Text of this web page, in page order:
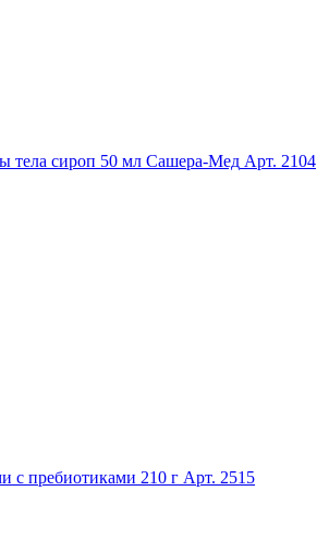
тела сироп 50 мл Сашера-Мед Арт. 2104
с пребиотиками 210 г Арт. 2515